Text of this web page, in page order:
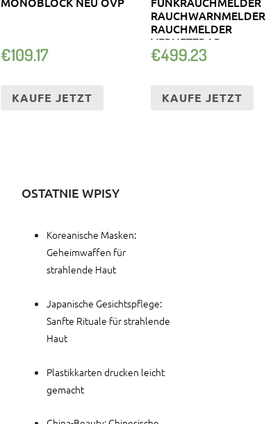
€109.17
KAUFE JETZT
RAUCHWARNMELDER
RAUCHMELDER
VERNETZBAR
€499.23
KAUFE JETZT
OSTATNIE WPISY
Koreanische Masken:
Geheimwaffen für
strahlende Haut
Japanische Gesichtspflege:
Sanfte Rituale für strahlende
Haut
Plastikkarten drucken leicht
gemacht